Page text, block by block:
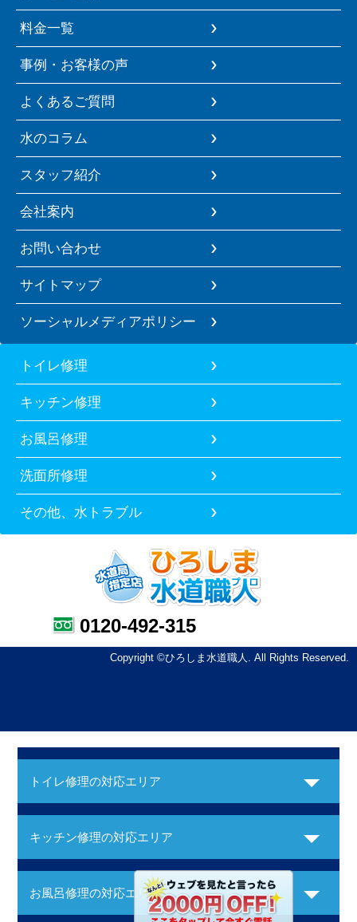
料金一覧
事例・お客様の声
よくあるご質問
水のコラム
スタッフ紹介
会社案内
お問い合わせ
サイトマップ
ソーシャルメディアポリシー
トイレ修理
キッチン修理
お風呂修理
洗面所修理
その他、水トラブル
0120-492-315
Copyright ©ひろしま水道職人. All Rights Reserved.
トイレ修理の対応エリア
キッチン修理の対応エリア
お風呂修理の対応エリア